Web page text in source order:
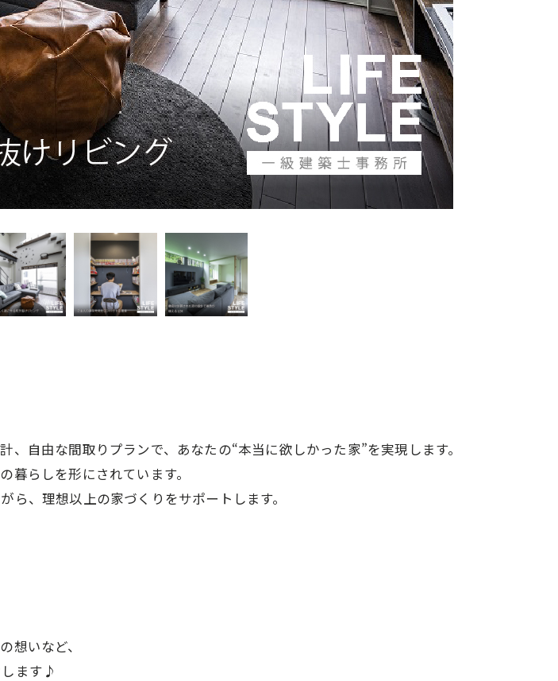
自由な間取りプランで、あなたの“本当に欲しかった家”を実現します。
らしを形にされています。
、理想以上の家づくりをサポートします。
想いなど、
します♪